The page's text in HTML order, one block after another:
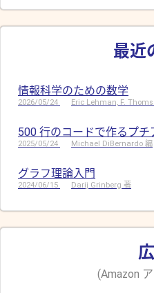
最近
情報科学のための数学
2026/05/24 Eric Lehman, F.
500 行のコードで作るプチ
2025/05/24 Michael DiBernardo 編
グラフ理論入門
2024/06/15 Darij Grinberg 著
(Amazon